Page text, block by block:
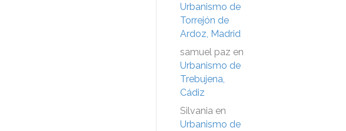
Urbanismo de
Torrejón de
Ardoz, Madrid
samuel paz en
Urbanismo de
Trebujena,
Cádiz
Silvania en
Urbanismo de